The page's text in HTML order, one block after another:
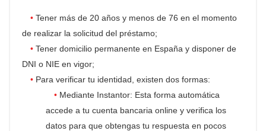
Tener más de 20 años y menos de 76 en el momento
de realizar la solicitud del préstamo;
Tener domicilio permanente en España y disponer de
DNI o NIE en vigor;
Para verificar tu identidad, existen dos formas:
Mediante Instantor: Esta forma automática
accede a tu cuenta bancaria online y verifica los
datos para que obtengas tu respuesta en pocos